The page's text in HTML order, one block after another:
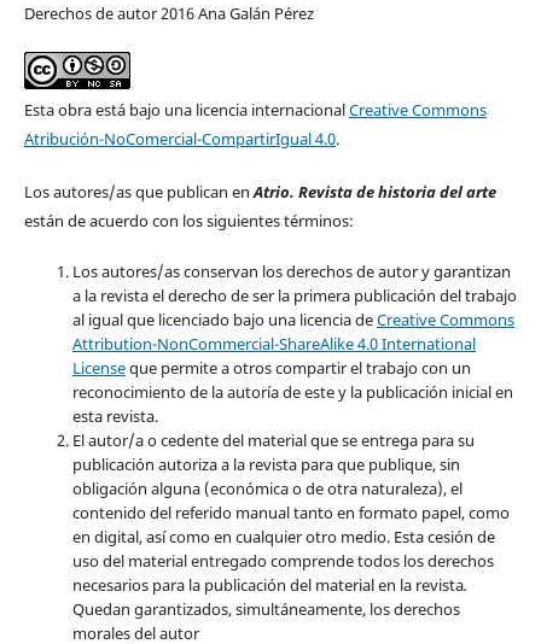
Derechos de autor 2016 Ana Galán Pérez
Esta obra está bajo una licencia internacionalCreative Commons
Atribución-NoComercial-CompartirIgual 4.0.
Los autores/as que publican enAtrio. Revista de historia del arte
están de acuerdo con los siguientes términos:
Los autores/as conservan los derechos de autor y garantizan
a la revista el derecho de ser la primera publicación del trabajo
al igual que licenciado bajo una licencia deCreative Commons
Attribution-NonCommercial-ShareAlike 4.0 International
Licenseque permite a otros compartir el trabajo con un
reconocimiento de la autoría de este y la publicación inicial en
esta revista.
El autor/a o cedente del material que se entrega para su
publicación autoriza a la revista para que publique, sin
obligación alguna (económica o de otra naturaleza), el
contenido del referido manual tanto en formato papel, como
en digital, así como en cualquier otro medio. Esta cesión de
uso del material entregado comprende todos los derechos
necesarios para la publicación del material en la revista.
Quedan garantizados, simultáneamente, los derechos
morales del autor